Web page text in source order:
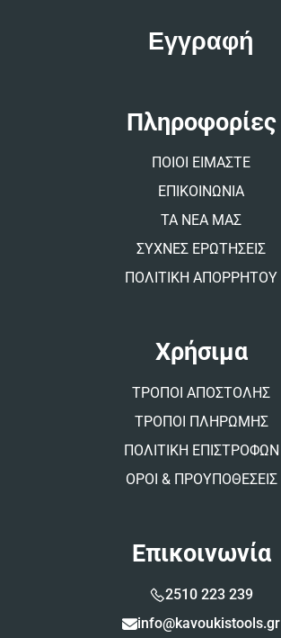
Πληροφορίες
ΠΟΙΟΙ ΕΙΜΑΣΤΕ
ΕΠΙΚΟΙΝΩΝΙΑ
ΤΑ ΝΕΑ ΜΑΣ
ΣΥΧΝΕΣ ΕΡΩΤΗΣΕΙΣ
ΠΟΛΙΤΙΚΗ ΑΠΟΡΡΗΤΟΥ
Χρήσιμα
ΤΡΟΠΟΙ ΑΠΟΣΤΟΛΗΣ
ΤΡΟΠΟΙ ΠΛΗΡΩΜΗΣ
ΠΟΛΙΤΙΚΗ ΕΠΙΣΤΡΟΦΩΝ
ΟΡΟΙ & ΠΡΟΥΠΟΘΕΣΕΙΣ
Επικοινωνία
2510 223 239
info@kavoukistools.gr